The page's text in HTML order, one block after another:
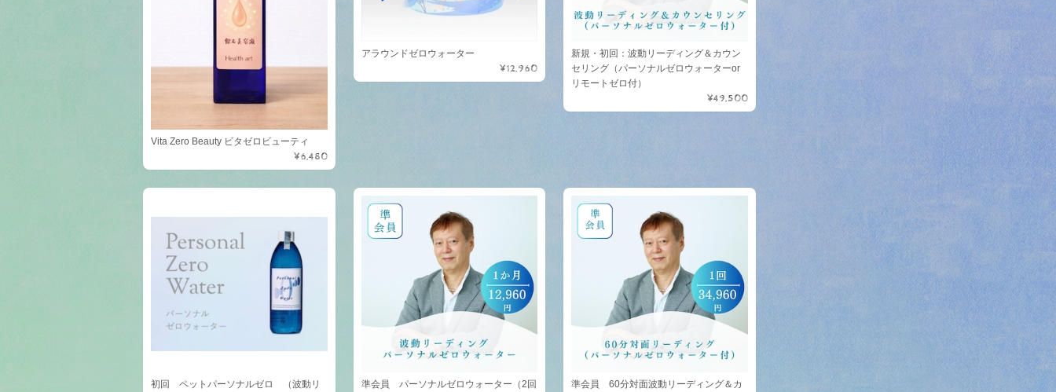
Vita Zero Beauty ビタゼロビューティ
¥6,480
アラウンドゼロウォーター
¥12,960
新規・初回：波動リーディング＆カウン
セリング（パーソナルゼロウォーターor
リモートゼロ付）
¥49,500
初回 ペットパーソナルゼロ （波動リ
準会員 パーソナルゼロウォーター（2回
準会員 60分対面波動リーディング＆カ